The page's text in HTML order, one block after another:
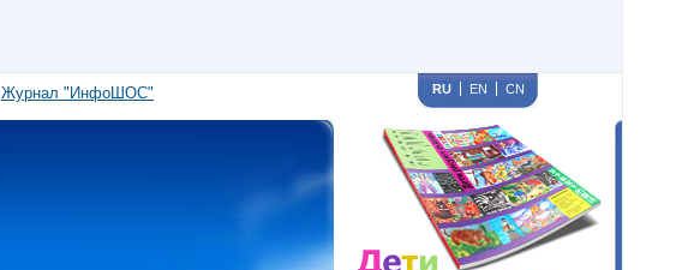
Журнал "ИнфоШОС" RU EN CN